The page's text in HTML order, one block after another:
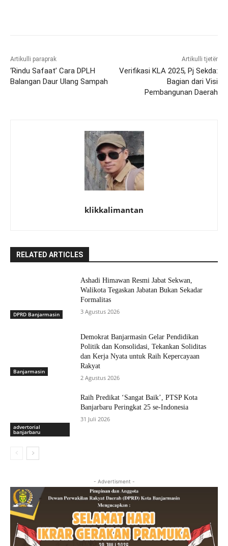
Artikulli paraprak
‘Rindu Safaat’ Cara DPLH
Balangan Daur Ulang Sampah
Artikulli tjetër
Verifikasi KLA 2025, Pj Sekda:
Bagian dari Visi
Pembangunan Daerah
klikkalimantan
RELATED ARTICLES
DPRD Banjarmasin
Ashadi Himawan Resmi Jabat Sekwan,
Walikota Tegaskan Jabatan Bukan Sekadar
Formalitas
3 Agustus 2026
Banjarmasin
Demokrat Banjarmasin Gelar Pendidikan
Politik dan Konsolidasi, Tekankan Soliditas
dan Kerja Nyata untuk Raih Kepercayaan
Rakyat
2 Agustus 2026
advertorial
banjarbaru
Raih Predikat ‘Sangat Baik’, PTSP Kota
Banjarbaru Peringkat 25 se-Indonesia
31 Juli 2026
- Advertisment -